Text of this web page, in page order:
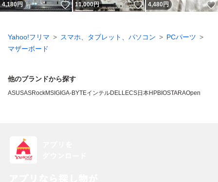
4,180円 いいね！
11,000円 いいね！
4,480円
Yahoo!フリマ スマホ、タブレット、パソコン
PCパーツ
マザーボード
他のブランドから探す
ASUSASRockMSI GIGA-BYTEインテルDELLECS日本HPBIOSTARAOpen